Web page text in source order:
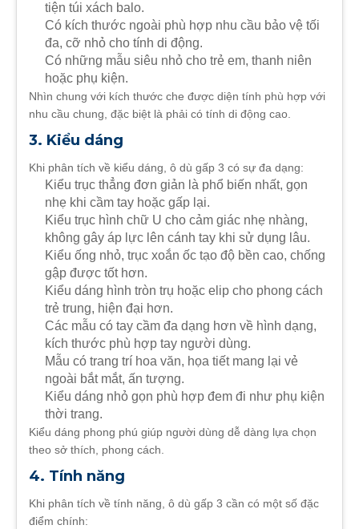
tiện túi xách balo.
Có kích thước ngoài phù hợp nhu cầu bảo vệ tối
đa, cỡ nhỏ cho tính di động.
Có những mẫu siêu nhỏ cho trẻ em, thanh niên
hoặc phụ kiện.
Nhìn chung với kích thước che được diện tính phù hợp với
nhu cầu chung, đặc biệt là phải có tính di động cao.
3. Kiểu dáng
Khi phân tích về kiểu dáng, ô dù gấp 3 có sự đa dạng:
Kiểu trục thẳng đơn giản là phổ biến nhất, gọn
nhẹ khi cầm tay hoặc gấp lại.
Kiểu trục hình chữ U cho cảm giác nhẹ nhàng,
không gây áp lực lên cánh tay khi sử dụng lâu.
Kiểu ống nhỏ, trục xoắn ốc tạo độ bền cao, chống
gập được tốt hơn.
Kiểu dáng hình tròn trụ hoặc elip cho phong cách
trẻ trung, hiện đại hơn.
Các mẫu có tay cầm đa dạng hơn về hình dạng,
kích thước phù hợp tay người dùng.
Mẫu có trang trí hoa văn, họa tiết mang lại vẻ
ngoài bắt mắt, ấn tượng.
Kiểu dáng nhỏ gọn phù hợp đem đi như phụ kiện
thời trang.
Kiểu dáng phong phú giúp người dùng dễ dàng lựa chọn
theo sở thích, phong cách.
4. Tính năng
Khi phân tích về tính năng, ô dù gấp 3 cần có một số đặc
điểm chính: